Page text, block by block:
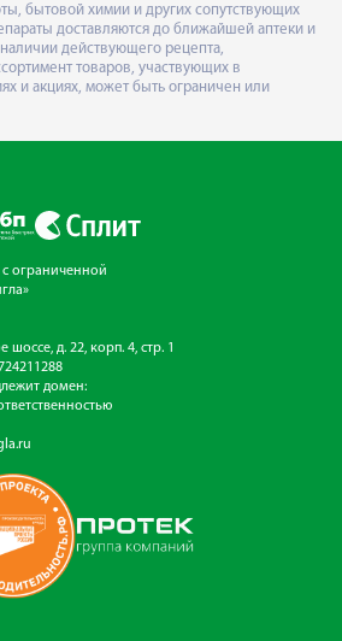
бытовой химии и других сопутствующих
доставляются до ближайшей аптеки и
действующего рецепта,
товаров, участвующих в
и акциях, может быть ограничен или
ограниченной
шоссе, д. 22, корп. 4, стр. 1
домен: